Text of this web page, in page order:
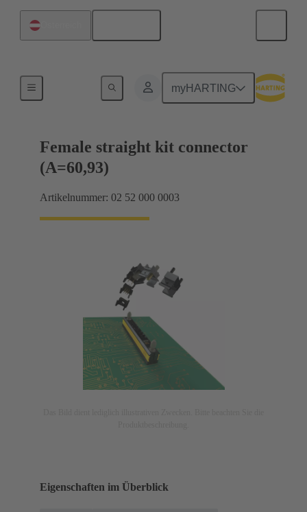
myHARTING
Motherboard-to-Daughtercard Verbindungen
Female straight kit connector
(A=60,93)
Artikelnummer: 02 52 000 0003
Eigenschaften im Überblick